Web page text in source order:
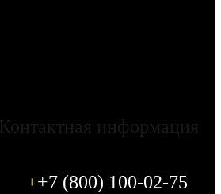
Контактная информация
+7 (800) 100-02-75